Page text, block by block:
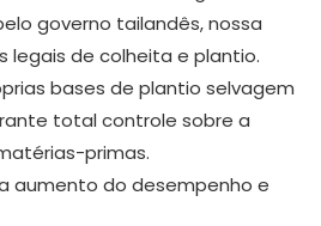
governo tailandês, nossa
legais de colheita e plantio.
bases de plantio selvagem
total controle sobre a
primas.